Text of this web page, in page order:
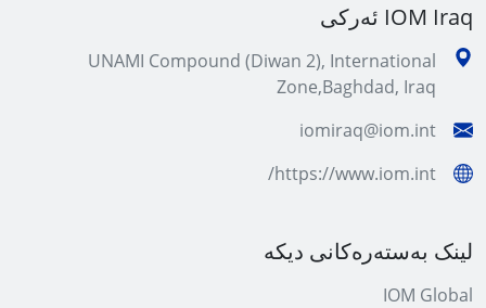
IOM Iraq ئەرکی
UNAMI Compound (Diwan 2), International
Zone,Baghdad, Iraq
iomiraq@iom.int
https://www.iom.int/
لینک بەستەرەکانی دیکە
IOM Global